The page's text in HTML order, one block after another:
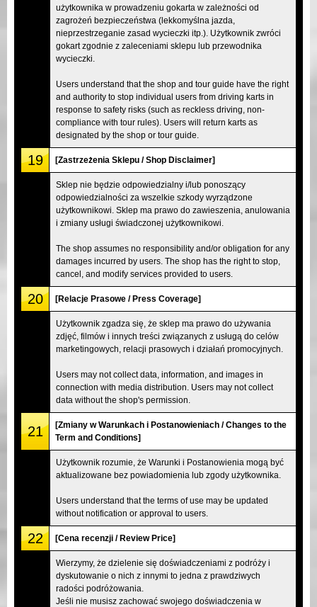
użytkownika w prowadzeniu gokarta w zależności od
zagrożeń bezpieczeństwa (lekkomyślna jazda,
nieprzestrzeganie zasad wycieczki itp.). Użytkownik zwróci
gokart zgodnie z zaleceniami sklepu lub przewodnika
wycieczki.
Users understand that the shop and tour guide have the right
and authority to stop individual users from driving karts in
response to safety risks (such as reckless driving, non-
compliance with tour rules). Users will return karts as
designated by the shop or tour guide.
19 [Zastrzeżenia Sklepu / Shop Disclaimer]
Sklep nie będzie odpowiedzialny i/lub ponoszący
odpowiedzialności za wszelkie szkody wyrządzone
użytkownikowi. Sklep ma prawo do zawieszenia, anulowania
i zmiany usługi świadczonej użytkownikowi.
The shop assumes no responsibility and/or obligation for any
damages incurred by users. The shop has the right to stop,
cancel, and modify services provided to users.
20 [Relacje Prasowe / Press Coverage]
Użytkownik zgadza się, że sklep ma prawo do używania
zdjęć, filmów i innych treści związanych z usługą do celów
marketingowych, relacji prasowych i działań promocyjnych.
Users may not collect data, information, and images in
connection with media distribution. Users may not collect
data without the shop's permission.
21
[Zmiany w Warunkach i Postanowieniach / Changes to the
Term and Conditions]
Użytkownik rozumie, że Warunki i Postanowienia mogą być
aktualizowane bez powiadomienia lub zgody użytkownika.
Users understand that the terms of use may be updated
without notification or approval to users.
22 [Cena recenzji / Review Price]
Wierzymy, że dzielenie się doświadczeniami z podróży i
dyskutowanie o nich z innymi to jedna z prawdziwych
radości podróżowania.
Jeśli nie musisz zachować swojego doświadczenia w